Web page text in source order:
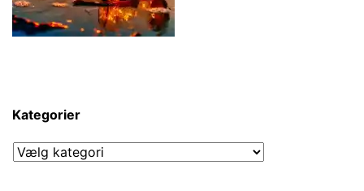
Kategorier
Kategorier